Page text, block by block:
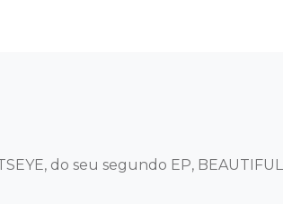
do seu segundo EP,